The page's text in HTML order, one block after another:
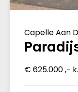
Capelle Aan
€ 625.000 ,-